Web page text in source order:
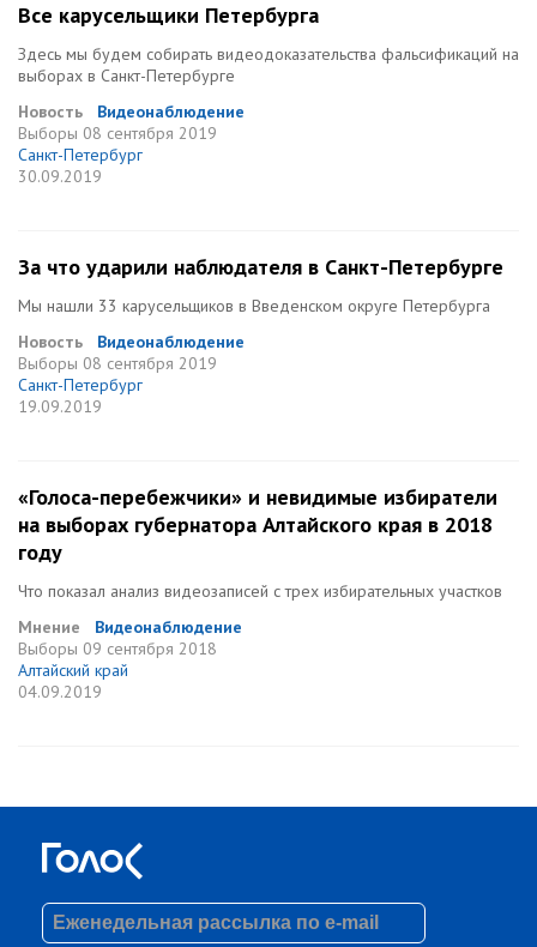
Все карусельщики Петербурга
Здесь мы будем собирать видеодоказательства фальсификаций на
выборах в Санкт-Петербурге
Новость
Видеонаблюдение
Выборы 08 сентября 2019
Санкт-Петербург
30.09.2019
За что ударили наблюдателя в Санкт-Петербурге
Мы нашли 33 карусельщиков в Введенском округе Петербурга
Новость
Видеонаблюдение
Выборы 08 сентября 2019
Санкт-Петербург
19.09.2019
«Голоса-перебежчики» и невидимые избиратели
на выборах губернатора Алтайского края в 2018
году
Что показал анализ видеозаписей с трех избирательных участков
Мнение
Видеонаблюдение
Выборы 09 сентября 2018
Алтайский край
04.09.2019